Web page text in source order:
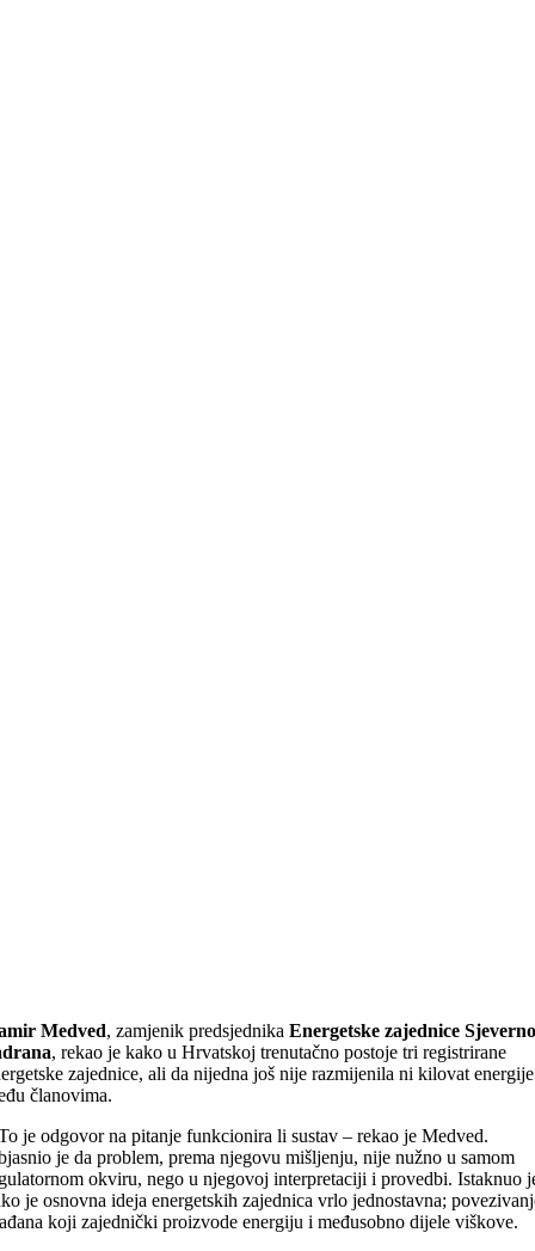
Medved, zamjenik predsjednika Energetske zajednice
, rekao je kako u Hrvatskoj trenutačno postoje tri registrirane
zajednice, ali da nijedna još nije razmijenila ni kilovat energije
članovima.
je odgovor na pitanje funkcionira li sustav – rekao je Medved.
je da problem, prema njegovu mišljenju, nije nužno u samom
okviru, nego u njegovoj interpretaciji i provedbi. Istaknuo
je osnovna ideja energetskih zajednica vrlo jednostavna;
koji zajednički proizvode energiju i međusobno dijele viškove.